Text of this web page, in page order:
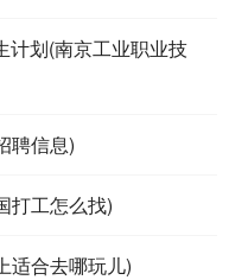
计划(南京工业职业技
聘信息)
打工怎么找)
适合去哪玩儿)